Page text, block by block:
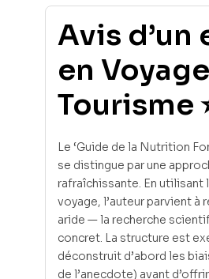
Avis d’un
en
Tourisme
Le ‘Guide de la Nutrition
se distingue par une
rafraîchissante. En utilisant
voyage, l’auteur parvient à
aride — la recherche
concret. La structure est
déconstruit d’abord les
de l’anecdote) avant